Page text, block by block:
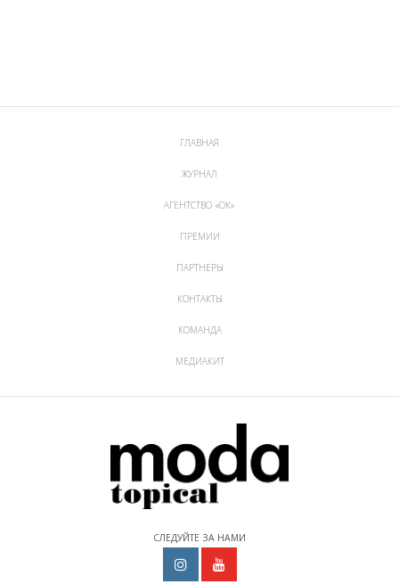
ГЛАВНАЯ
ЖУРНАЛ
АГЕНТСТВО «ОК»
ПРЕМИИ
ПАРТНЕРЫ
КОНТАКТЫ
КОМАНДА
МЕДИАКИТ
СЛЕДУЙТЕ ЗА НАМИ